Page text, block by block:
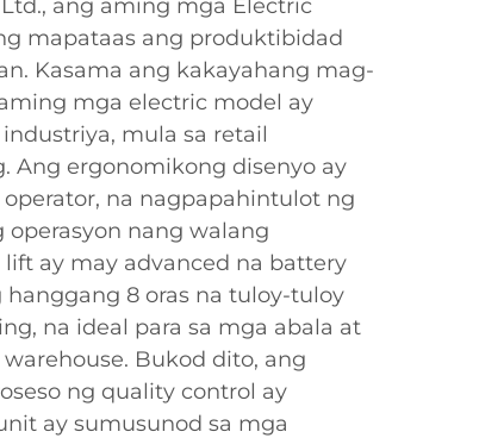
ang aming mga Electric
mapataas ang produktibidad
Kasama ang kakayahang mag-
mga electric model ay
mula sa retail
Ang ergonomikong disenyo ay
na nagpapahintulot ng
nang walang
ay may advanced na battery
8 oras na tuloy-tuloy
na ideal para sa mga abala at
Bukod dito, ang
ng quality control ay
ay sumusunod sa mga